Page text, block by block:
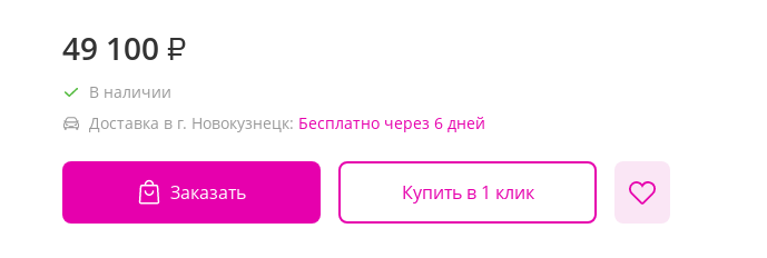
49 100 ₽
В наличии
Доставка в г. Новокузнецк: Бесплатно через 6 дней
Заказать Купить в 1 клик